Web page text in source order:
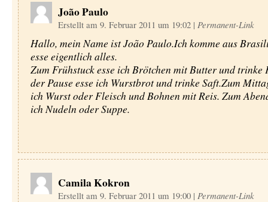
João Paulo
Erstellt am 9. Februar 2011 um 19:02 | Permanent-Link
Hallo, mein Name ist João Paulo.Ich komme aus
esse eigentlich alles.
Zum Frühstuck esse ich Brötchen mit Butter und trinke
der Pause esse ich Wurstbrot und trinke Saft.Zum
ich Wurst oder Fleisch und Bohnen mit Reis. Zum
ich Nudeln oder Suppe.
Camila Kokron
Erstellt am 9. Februar 2011 um 19:00 | Permanent-Link